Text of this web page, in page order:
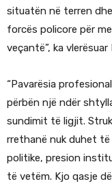
situatën në terren
forcës policore për
veçantë”, ka
“Pavarësia
përbën një ndër
sundimit të ligjit.
rrethanë nuk duhet
politike, presion
të vetëm. Kjo qasje